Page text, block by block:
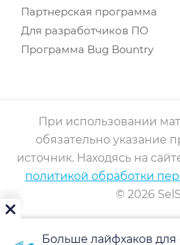
Партнерская программа
Для разработчиков ПО
Программа Bug Bountry
При использовании
обязательно указание
источник. Находясь на
политикой обработки
© 2026
Больше лайфхаков для